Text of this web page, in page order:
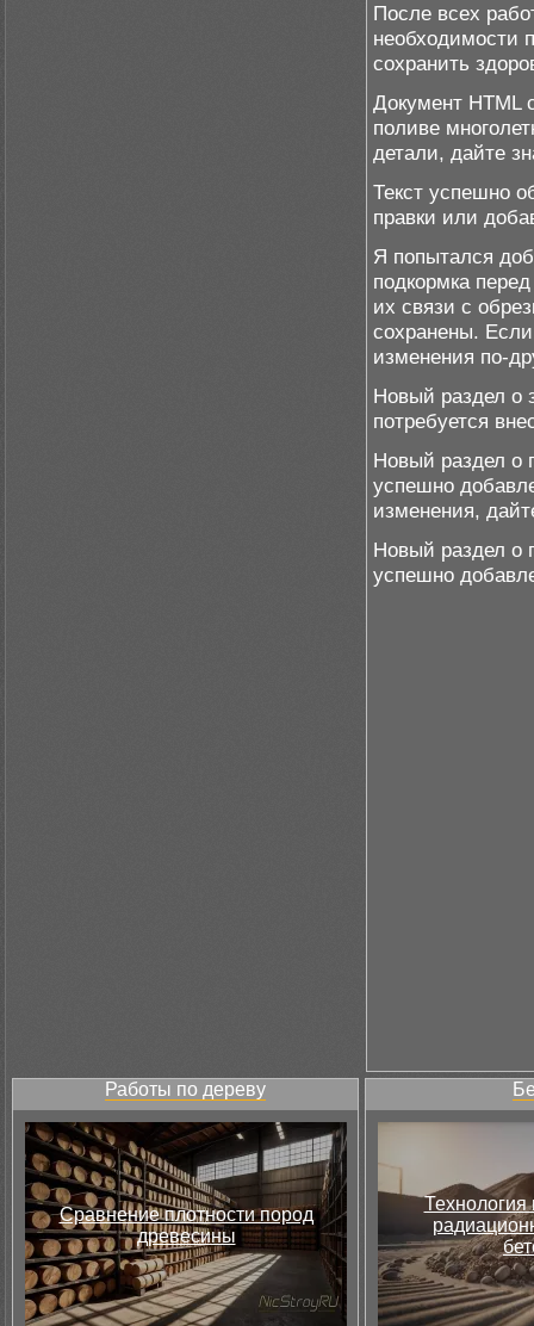
После всех
необходимости
сохранить
Документ HTML
поливе
детали, дайте
Текст успешно
правки или
Я попытался
подкормка
их связи с
сохранены.
изменения по-
Новый раздел о
потребуется
Новый раздел о
успешно
изменения,
Новый раздел о
успешно
Работы по дереву
Сравнение плотности пород
древесины
Технология